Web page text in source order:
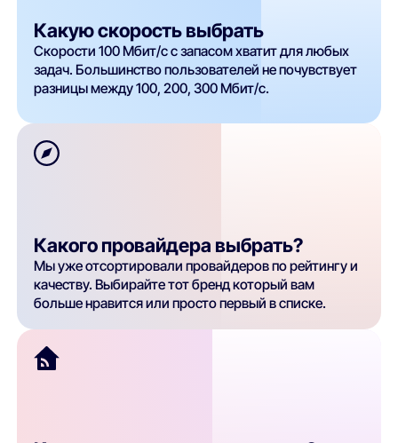
Какую скорость выбрать
Скорости 100 Мбит/с с запасом хватит для любых
задач. Большинство пользователей не почувствует
разницы между 100, 200, 300 Мбит/с.
Какого провайдера выбрать?
Мы уже отсортировали провайдеров по рейтингу и
качеству. Выбирайте тот бренд который вам
больше нравится или просто первый в списке.